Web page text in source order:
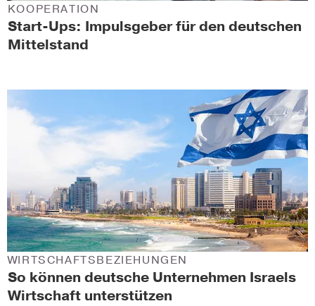
Start-Ups: Impulsgeber für den deutschen
Mittelstand
KOOPERATION
So können deutsche Unternehmen Israels
Wirtschaft unterstützen
WIRTSCHAFTSBEZIEHUNGEN